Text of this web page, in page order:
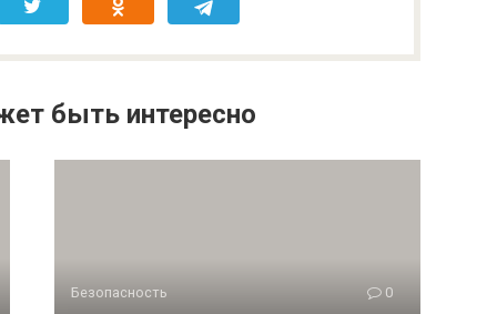
быть интересно
Безопасность 0